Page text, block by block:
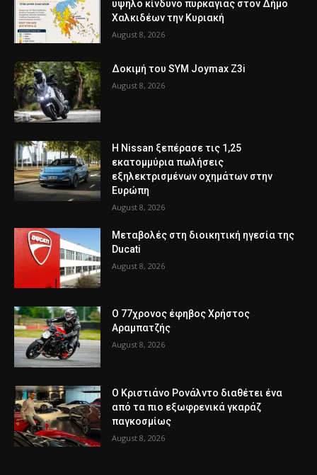
υψηλό κίνδυνο πυρκαγιάς στον Δήμο
Χαλκιδέων την Κυριακή
August 8, 2026
Δοκιμή του SYM Joymax Z3i
August 8, 2026
Η Nissan ξεπέρασε τις 1,25
εκατομμύρια πωλήσεις
εξηλεκτρισμένων οχημάτων στην
Ευρώπη
August 8, 2026
Μεταβολές στη διοικητική ηγεσία της
Ducati
August 8, 2026
Ο 77χρονος έφηβος Χρήστος
Αραμπατζής
August 8, 2026
Ο Κριστιάνο Ρονάλντο διαθέτει ένα
από τα πιο εξωφρενικά γκαράζ
παγκοσμίως
August 8, 2026